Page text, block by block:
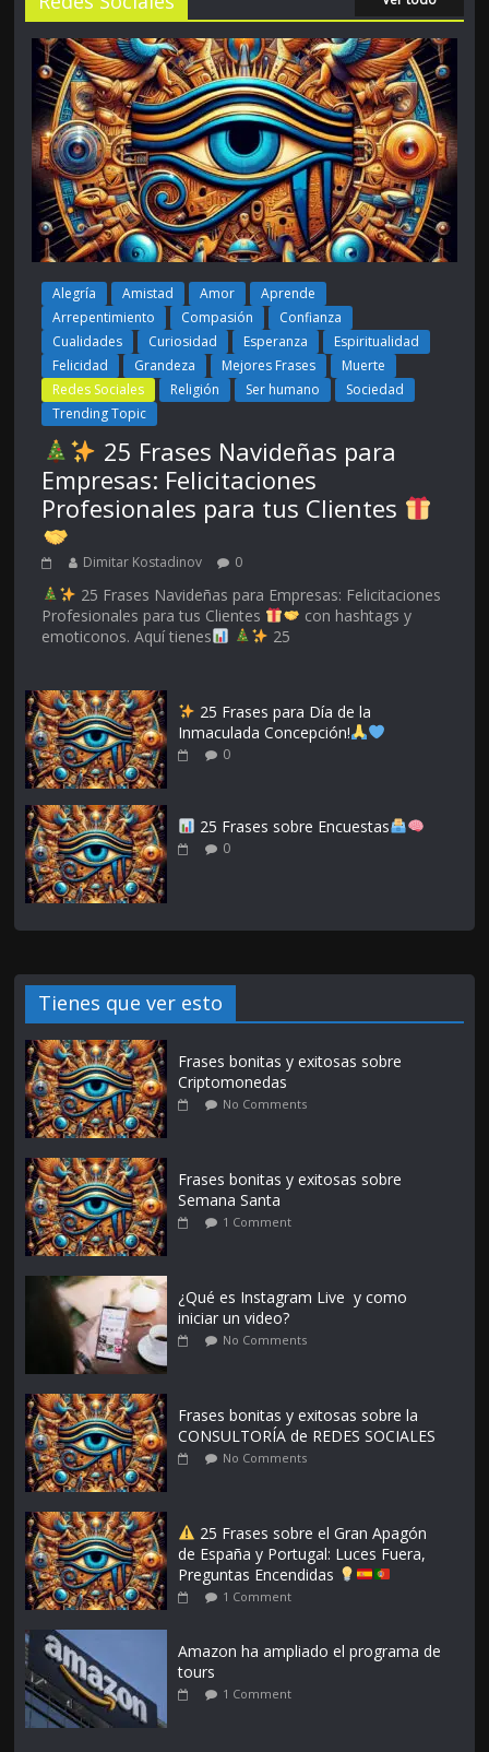
Alegría Amistad Amor
Aprende
Arrepentimiento
Compasión
Confianza
Cualidades
Curiosidad Esperanza
Espiritualidad
Felicidad
Grandeza Mejores Frases
Muerte
Redes Sociales
Religión Ser humano
Sociedad
Trending Topic
25 Frases Navideñas para
Empresas: Felicitaciones
Profesionales para tus Clientes
Dimitar Kostadinov 0
25 Frases Navideñas para Empresas: Felicitaciones
Profesionales para tus Clientes
con hashtags y
emoticonos. Aquí tienes
25
25 Frases para Día de la
Inmaculada Concepción!
0
25 Frases sobre Encuestas
0
Tienes que ver esto
Frases bonitas y exitosas sobre
Criptomonedas
No Comments
Frases bonitas y exitosas sobre
Semana Santa
1 Comment
¿Qué es Instagram Live y como
iniciar un video?
No Comments
Frases bonitas y exitosas sobre la
CONSULTORÍA de REDES SOCIALES
No Comments
25 Frases sobre el Gran Apagón
de España y Portugal: Luces Fuera,
Preguntas Encendidas
1 Comment
Amazon ha ampliado el programa de
tours
1 Comment